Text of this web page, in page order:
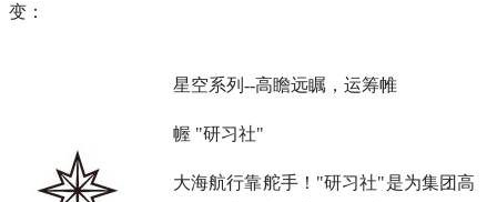
变：
星空系列--高瞻远瞩，运筹帷
幄 "研习社"
大海航行靠舵手！"研习社"是为集团高